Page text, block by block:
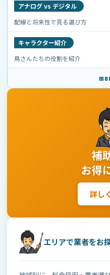
アナログ vs デジタル
配線と将来性で見る選び方
キャラクター紹介
鳥さんたちの役割を紹介
補
お得
詳し
エリアで業者をお